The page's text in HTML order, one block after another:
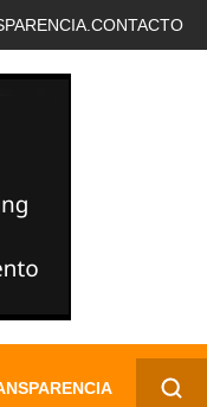
CONTACTO